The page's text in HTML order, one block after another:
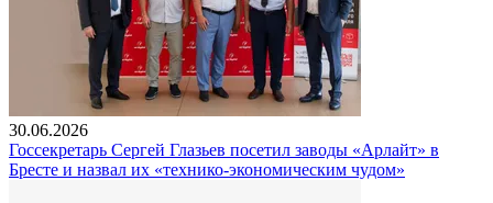
30.06.2026
Госсекретарь Сергей Глазьев посетил заводы «Арлайт» в
Бресте и назвал их «технико-экономическим чудом»